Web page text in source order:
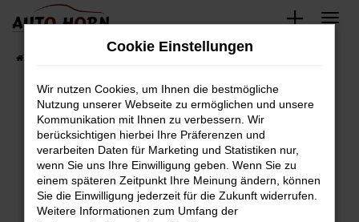
Zum
springen
Fahrzeugbestand
Fehler: Network Error
Beim Laden ist ein Fehler aufgetreten.
Hier sind ein paar Tipps, die dir helfen können:
Überprüfe deine Firewall und deine
Cookie Einstellungen
Wir nutzen Cookies, um Ihnen die bestmögliche
Nutzung unserer Webseite zu ermöglichen und unsere
Kommunikation mit Ihnen zu verbessern. Wir
berücksichtigen hierbei Ihre Präferenzen und
verarbeiten Daten für Marketing und Statistiken nur,
wenn Sie uns Ihre Einwilligung geben. Wenn Sie zu
einem späteren Zeitpunkt Ihre Meinung ändern, können
Sie die Einwilligung jederzeit für die Zukunft widerrufen.
Weitere Informationen zum Umfang der